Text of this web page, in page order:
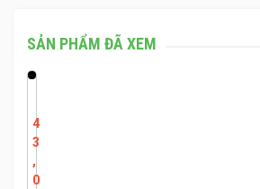
SẢN PHẨM ĐÃ XEM
H
Ă
T
4
3
,
0